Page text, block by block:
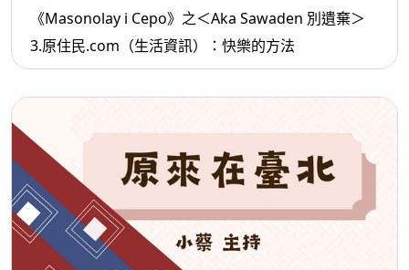
《Masonolay i Cepo》之＜Aka Sawaden 別遺棄＞
3.原住民.com（生活資訊）：快樂的方法